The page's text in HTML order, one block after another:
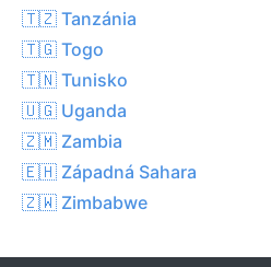
🇹🇿 Tanzánia
🇹🇬 Togo
🇹🇳 Tunisko
🇺🇬 Uganda
🇿🇲 Zambia
🇪🇭 Západná Sahara
🇿🇼 Zimbabwe